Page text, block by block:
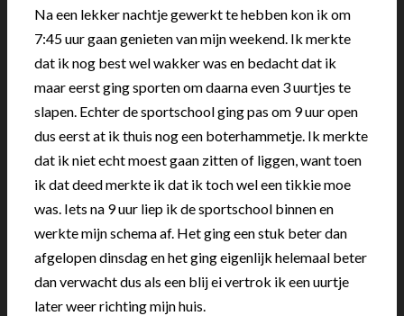
Na een lekker nachtje gewerkt te hebben kon ik om
7:45 uur gaan genieten van mijn weekend. Ik merkte
dat ik nog best wel wakker was en bedacht dat ik
maar eerst ging sporten om daarna even 3 uurtjes te
slapen. Echter de sportschool ging pas om 9 uur open
dus eerst at ik thuis nog een boterhammetje. Ik merkte
dat ik niet echt moest gaan zitten of liggen, want toen
ik dat deed merkte ik dat ik toch wel een tikkie moe
was. Iets na 9 uur liep ik de sportschool binnen en
werkte mijn schema af. Het ging een stuk beter dan
afgelopen dinsdag en het ging eigenlijk helemaal beter
dan verwacht dus als een blij ei vertrok ik een uurtje
later weer richting mijn huis.